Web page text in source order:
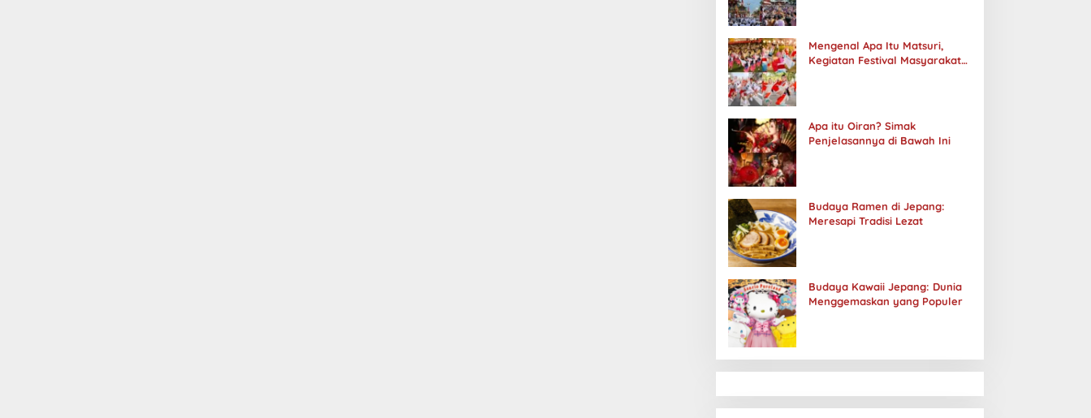
Mengenal Apa Itu Matsuri,
Kegiatan Festival Masyarakat
Apa itu Oiran? Simak
Penjelasannya di Bawah Ini
Budaya Ramen di Jepang:
Meresapi Tradisi Lezat
Budaya Kawaii Jepang: Dunia
Menggemaskan yang Populer